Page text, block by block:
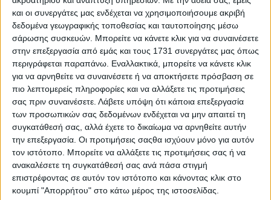
και οι συνεργάτες μας ενδέχεται να χρησιμοποιήσουμε ακριβή
δεδομένα γεωγραφικής τοποθεσίας και ταυτοποίησης μέσω
σάρωσης συσκευών. Μπορείτε να κάνετε κλικ για να συναινέσετε
στην επεξεργασία από εμάς και τους 1731 συνεργάτες μας όπως
περιγράφεται παραπάνω. Εναλλακτικά, μπορείτε να κάνετε κλικ
για να αρνηθείτε να συναινέσετε ή να αποκτήσετε πρόσβαση σε
πιο λεπτομερείς πληροφορίες και να αλλάξετε τις προτιμήσεις
σας πριν συναινέσετε. Λάβετε υπόψη ότι κάποια επεξεργασία
των προσωπικών σας δεδομένων ενδέχεται να μην απαιτεί τη
συγκατάθεσή σας, αλλά έχετε το δικαίωμα να αρνηθείτε αυτήν
την επεξεργασία. Οι προτιμήσεις σαςθα ισχύουν μόνο για αυτόν
τον ιστότοπο. Μπορείτε να αλλάξετε τις προτιμήσεις σας ή να
ανακαλέσετε τη συγκατάθεσή σας ανά πάσα στιγμή
επιστρέφοντας σε αυτόν τον ιστότοπο και κάνοντας κλικ στο
κουμπί "Απορρήτου" στο κάτω μέρος της ιστοσελίδας.
ανάλυση, τα αποτελέσματα όμως δεν παύουν να
σοκάρουν.
Η εταιρία αναφέρει ότι οι ρύποι από τη φθορά των
ελαστικών αναμένεται να αυξηθούν περισσότερο
στο μέλλον με την αύξηση των πωλήσεων των SUVs
αλλά και των ηλεκτρικών μοντέλων να
συνεισφέρουν σε αυτό. Πώς; Και τα δύο λόγω του
αυξημένου βάρους που παρουσιάζουν έναντι άλλων
τύπων αυτοκινήτων που οδηγεί και στην ταχύτερη
φθορά των ελαστικών.
Η Emissions Analytics αναφέρει ότι η προσοχή